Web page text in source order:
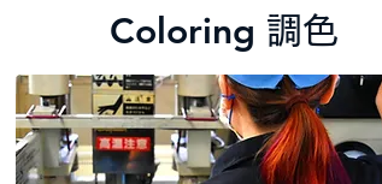
Coloring 調色